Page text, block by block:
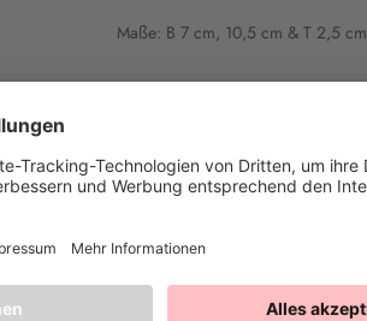
Maße: B 7 cm, 10,5 cm & T 2,5 cm